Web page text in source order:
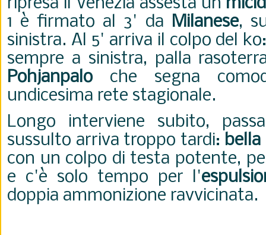
ripresa il Venezia assesta un
1 è firmato al 3' da Milanese,
sinistra. Al 5' arriva il colpo del
sempre a sinistra, palla
Pohjanpalo che segna
undicesima rete stagionale.
Longo interviene subito,
sussulto arriva troppo tardi: bella
con un colpo di testa potente,
e c'è solo tempo per l'
doppia ammonizione ravvicinata.